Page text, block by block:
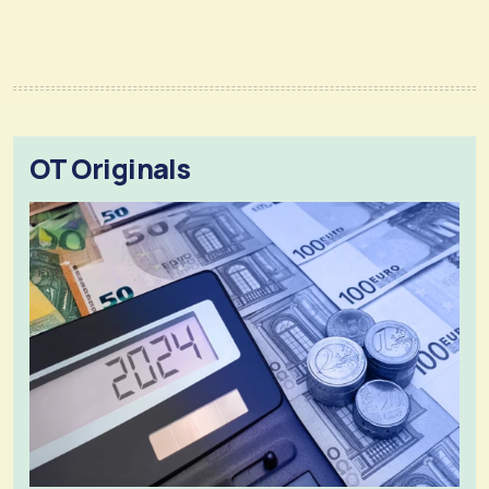
OT Originals